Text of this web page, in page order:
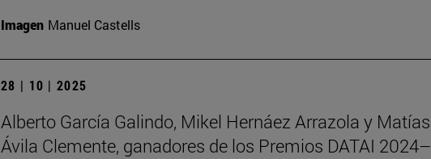
Imagen Manuel Castells
28 | 10 | 2025
Alberto García Galindo, Mikel Hernáez Arrazola y Matías
Ávila Clemente, ganadores de los Premios DATAI